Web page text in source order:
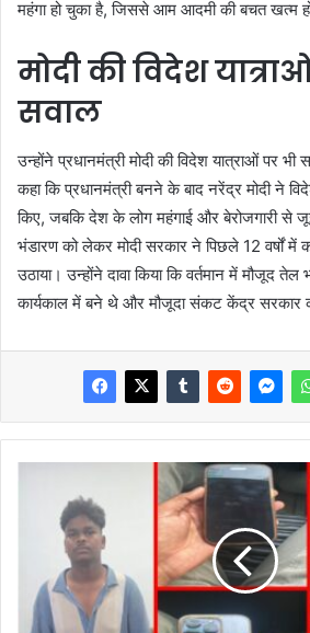
महंगा हो चुका है, जिससे आम आदमी की बचत खत्म
मोदी की विदेश
सवाल
उन्होंने प्रधानमंत्री मोदी की विदेश यात्राओं पर
कहा कि प्रधानमंत्री बनने के बाद नरेंद्र मोदी ने
किए, जबकि देश के लोग महंगाई और बेरोजगारी
भंडारण को लेकर मोदी सरकार ने पिछले 12 वर्षों में
उठाया। उन्होंने दावा किया कि वर्तमान में मौजूद
कार्यकाल में बने थे और मौजूदा संकट केंद्र सरकार की